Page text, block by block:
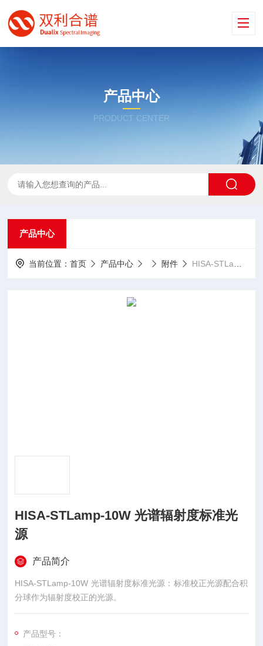
产品中心
PRODUCT CENTER
产品中心
当前位置：首页 产品中心 附件 HISA-STLamp-10W 光谱辐射度标准光源
HISA-STLamp-10W 光谱辐射度标准光
源
产品简介
HISA-STLamp-10W 光谱辐射度标准光源：标准校正光源配合积
分球作为辐射度校正的光源。
产品型号：